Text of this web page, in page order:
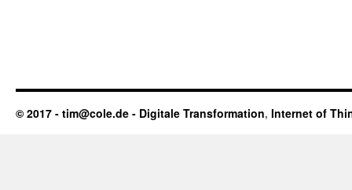
© 2017 - tim@cole.de - Digitale Transformation, Internet of